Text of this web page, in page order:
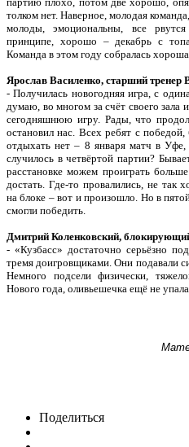
толком нет. Наверное, молодая
молоды, эмоциональны, все
принципе, хорошо – декабрь с
Команда в этом году собралась
Ярослав Василенко, старший
- Получилась новогодняя игра, с
думаю, во многом за счёт своего
сегодняшнюю игру. Рады, что
остановил нас. Всех ребят с
отдыхать нет – 8 января матч в Уфе,
случилось в четвёртой партии?
расстановке можем проиграть
достать. Где-то провалились, не так
на блоке – вот и произошло. Но в
смогли победить.
Дмитрий Коленковский,
- «Кузбасс» достаточно серьёзно
тремя доигровщиками. Они подавали
Немного подсели физически,
Нового года, оливьешечка ещё не
Поделиться